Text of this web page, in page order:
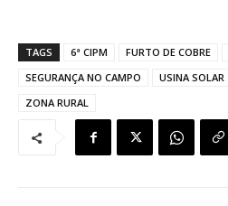
TAGS 6ª CIPM FURTO DE COBRE
SEGURANÇA NO CAMPO
USINA SOLAR
ZONA RURAL